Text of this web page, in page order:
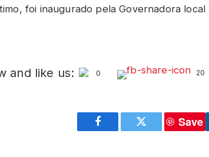
foi inaugurado pela Governadora local
and like us: 0 20
Facebook Twitter
Save